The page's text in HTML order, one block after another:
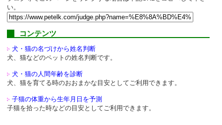
い。
コンテンツ
犬・猫の名づけから姓名判断
犬、猫などのペットの姓名判断です。
犬・猫の人間年齢を診断
犬、猫を育てる時のおおまかな目安としてご利用できます。
子猫の体重から生年月日を予測
子猫を拾った時などの目安としてご利用できます。